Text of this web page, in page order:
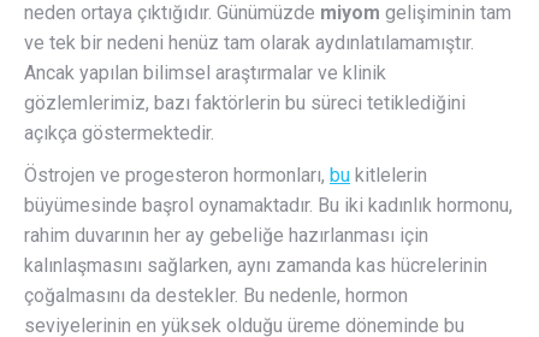
neden ortaya çıktığıdır. Günümüzde miyom gelişiminin tam
ve tek bir nedeni henüz tam olarak aydınlatılamamıştır.
Ancak yapılan bilimsel araştırmalar ve klinik
gözlemlerimiz, bazı faktörlerin bu süreci tetiklediğini
açıkça göstermektedir.
Östrojen ve progesteron hormonları, bu kitlelerin
büyümesinde başrol oynamaktadır. Bu iki kadınlık hormonu,
rahim duvarının her ay gebeliğe hazırlanması için
kalınlaşmasını sağlarken, aynı zamanda kas hücrelerinin
çoğalmasını da destekler. Bu nedenle, hormon
seviyelerinin en yüksek olduğu üreme döneminde bu